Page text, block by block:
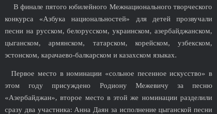
В финале пятого юбилейного Межнационального творческого
конкурса «Азбука национальностей» для детей прозвучали
песни на русском, белорусском, украинском, азербайджанском,
цыганском, армянском, татарском, корейском, узбекском,
эстонском, карачаево-балкарском и казахском языках.
Первое место в номинации «сольное песенное искусство» в
этом году присуждено Родиону Межевичу за песню
«Азербайджан», второе место в этой же номинации разделили
сразу два участника: Анна Даян за исполнение цыганской песни